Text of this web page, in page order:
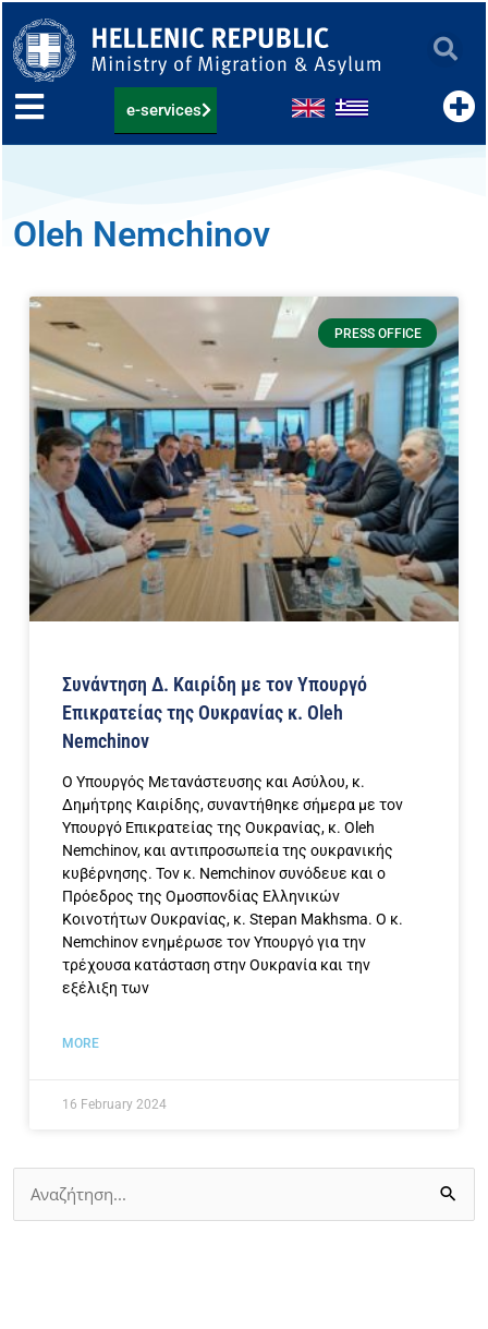
to
content
e-services
Oleh Nemchinov
PRESS OFFICE
Συνάντηση Δ. Καιρίδη με τον Υπουργό
Επικρατείας της Ουκρανίας κ. Oleh
Nemchinov
Ο Υπουργός Μετανάστευσης και Ασύλου, κ.
Δημήτρης Καιρίδης, συναντήθηκε σήμερα με τον
Υπουργό Επικρατείας της Ουκρανίας, κ. Oleh
Nemchinov, και αντιπροσωπεία της ουκρανικής
κυβέρνησης. Τον κ. Nemchinov συνόδευε και ο
Πρόεδρος της Ομοσπονδίας Ελληνικών
Κοινοτήτων Ουκρανίας, κ. Stepan Makhsma. Ο κ.
Nemchinov ενημέρωσε τον Υπουργό για την
τρέχουσα κατάσταση στην Ουκρανία και την
εξέλιξη των
MORE
16 February 2024
Search
for: